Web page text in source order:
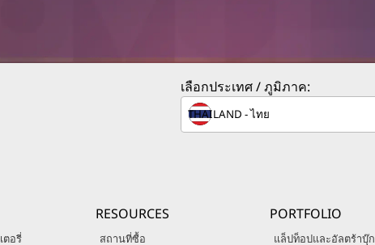
เลือกประเทศ / ภูมิภาค:
ตอรี่
RESOURCES
สถานที่ซื้อ
PORTFOLIO
แล็ปท็อปและอัลตร้าบุ๊ก